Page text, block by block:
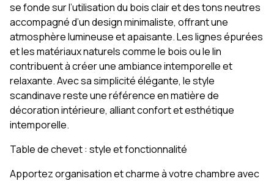
se fonde sur l’utilisation du bois clair et des tons neutres
accompagné d’un design minimaliste, offrant une
atmosphère lumineuse et apaisante. Les lignes épurées
et les matériaux naturels comme le bois ou le lin
contribuent à créer une ambiance intemporelle et
relaxante. Avec sa simplicité élégante, le style
scandinave reste une référence en matière de
décoration intérieure, alliant confort et esthétique
intemporelle.
Table de chevet : style et fonctionnalité
Apportez organisation et charme à votre chambre avec